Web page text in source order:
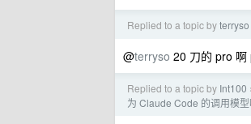
Replied to a topic byterryso
@terryso 20 刀的 pro 啊
Replied to a topic by Int100 ›
为 Claude Code 的调用模